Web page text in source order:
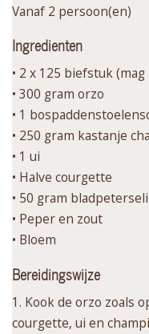
Vanaf 2 persoon(en)
Ingredienten
• 2 x 125 biefstuk
• 300 gram orzo
• 1
• 250 gram kastanje
• 1 ui
• Halve courgette
• 50 gram
• Peper en zout
• Bloem
Bereidingswijze
1. Kook de orzo zoals
courgette, ui en